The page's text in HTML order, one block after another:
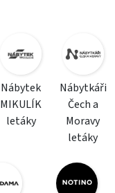
Nábytek
MIKULÍK
letáky
Nábytkáři
Čech a
Moravy
letáky